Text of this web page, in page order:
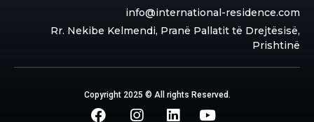
info@international-residence.com
Rr. Nekibe Kelmendi, Pranë Pallatit të Drejtësisë,
Prishtinë
Copyright 2025 © All rights Reserved.